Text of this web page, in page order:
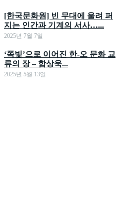
[한국문화원] 빈 무대에 울려 퍼
지는 인간과 기계의 서사…...
2025년 7월 7일
‘쪽빛’으로 이어진 한-오 문화 교
류의 장 – 함상욱...
2025년 5월 13일